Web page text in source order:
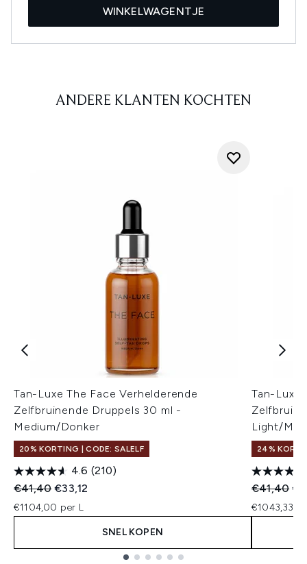
WINKELWAGENTJE
ANDERE KLANTEN KOCHTEN
Tan-Luxe The Face Verhelderende
Zelfbruinende Druppels 30 ml -
Medium/Donker
20% KORTING | CODE: SALELF
4.6 (210)
Recommended Retail Price:
€41,40Huidige prijs:
€33,12
€1104,00 per L
SNEL KOPEN
Tan-Luxe
Light/
24%
€41,40
€1043,33